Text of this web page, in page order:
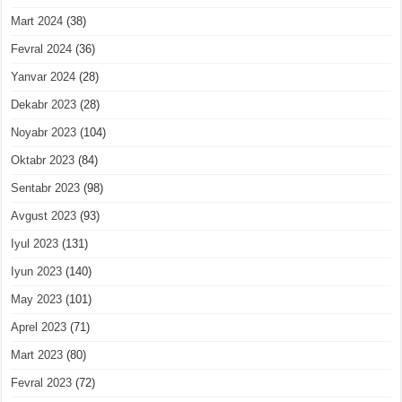
Mart 2024 (38)
Fevral 2024 (36)
Yanvar 2024 (28)
Dekabr 2023 (28)
Noyabr 2023 (104)
Oktabr 2023 (84)
Sentabr 2023 (98)
Avgust 2023 (93)
Iyul 2023 (131)
Iyun 2023 (140)
May 2023 (101)
Aprel 2023 (71)
Mart 2023 (80)
Fevral 2023 (72)